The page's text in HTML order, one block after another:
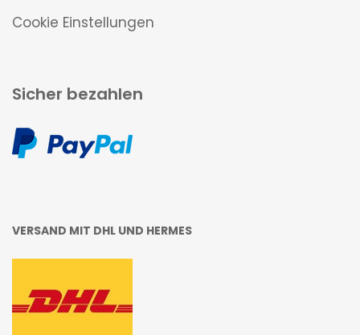
Cookie Einstellungen
Sicher bezahlen
VERSAND MIT DHL UND HERMES